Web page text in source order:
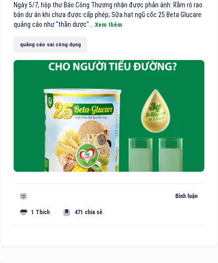
Ngày 5/7, hộp thư Báo Công Thương nhận được phản ánh: Rầm rộ rao
bán dự án khi chưa được cấp phép; Sữa hạt ngũ cốc 25 Beta Glucare
quảng cáo như “thần dược"... Xem thêm
quảng cáo sai công dụng
Bình luận
1 Thích 471 chia sẻ